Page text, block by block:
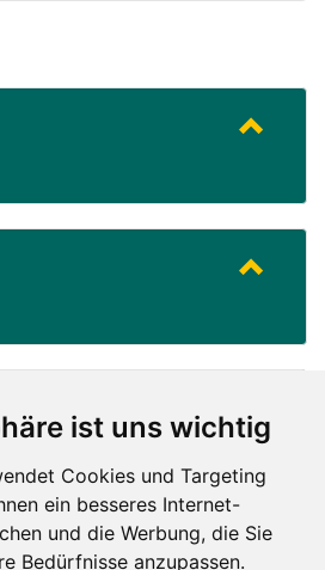
ist uns wichtig
Cookies und Targeting
ein besseres Internet-
und die Werbung, die Sie
Bedürfnisse anzupassen.